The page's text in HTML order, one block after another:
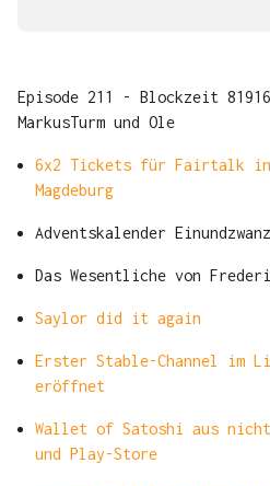
Episode 211 - Blockzeit
MarkusTurm und Ole
6x2 Tickets für Fairtalk in
Magdeburg
Adventskalender
Das Wesentliche von
Saylor did it again
Erster Stable-Channel im
eröffnet
Wallet of Satoshi aus nicht
und Play-Store